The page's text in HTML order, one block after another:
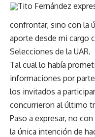
Tito Fernández
confrontar, sino con la
aporte desde mi cargo
Selecciones de la UAR.
Tal cual lo había
informaciones por
los invitados a
concurrieron al último
Paso a expresar, no
la única intención de